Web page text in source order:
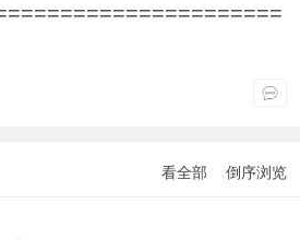
看全部 倒序浏览